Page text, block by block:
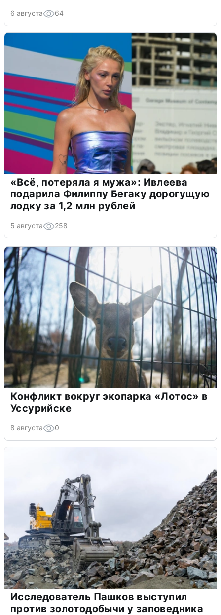
6 августа 64
«Всё, потеряла я мужа»: Ивлеева
подарила Филиппу Бегаку дорогущую
лодку за 1,2 млн рублей
5 августа 258
Конфликт вокруг экопарка «Лотос» в
Уссурийске
8 августа 0
Исследователь Пашков выступил
против золотодобычи у заповедника